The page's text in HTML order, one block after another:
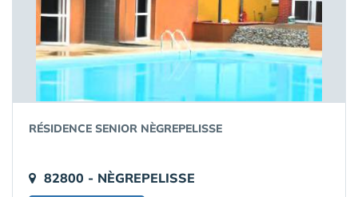
RÉSIDENCE SENIOR NÈGREPELISSE
82800 - NÈGREPELISSE